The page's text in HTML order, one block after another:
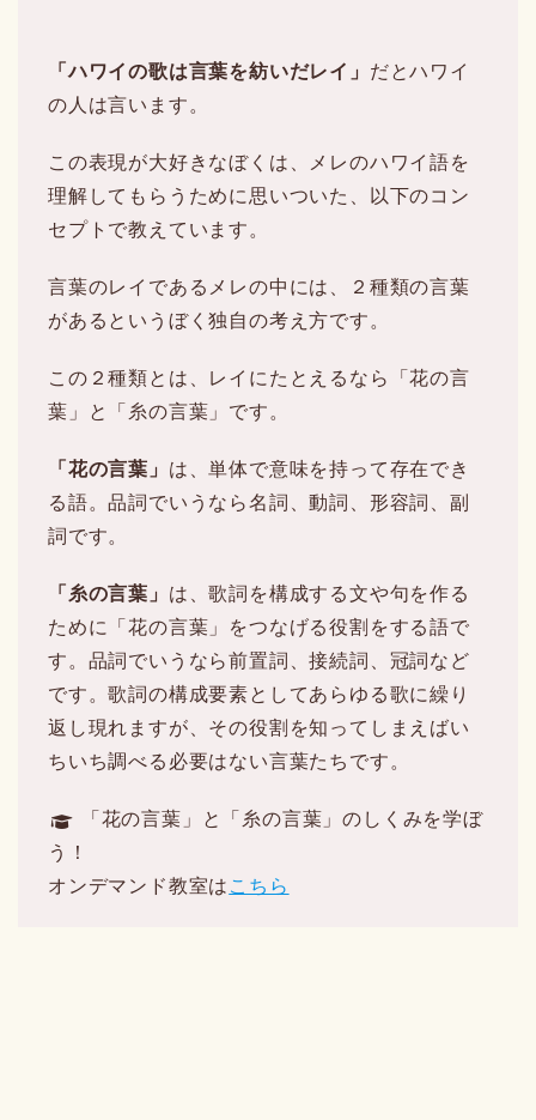
「ハワイの歌は言葉を紡いだレイ」 だとハワイ
の人は言います。
この表現が大好きなぼくは、メレのハワイ語を
理解してもらうために思いついた、以下のコン
セプトで教えています。
言葉のレイであるメレの中には、２種類の言葉
があるというぼく独自の考え方です。
この２種類とは、レイにたとえるなら「花の言
葉」と「糸の言葉」です。
「花の言葉」 は、単体で意味を持って存在でき
る語。品詞でいうなら名詞、動詞、形容詞、副
詞です。
「糸の言葉」 は、歌詞を構成する文や句を作る
ために「花の言葉」をつなげる役割をする語で
す。品詞でいうなら前置詞、接続詞、冠詞など
です。歌詞の構成要素としてあらゆる歌に繰り
返し現れますが、その役割を知ってしまえばい
ちいち調べる必要はない言葉たちです。
「花の言葉」と「糸の言葉」のしくみを学ぼ
う！
オンデマンド教室は こちら